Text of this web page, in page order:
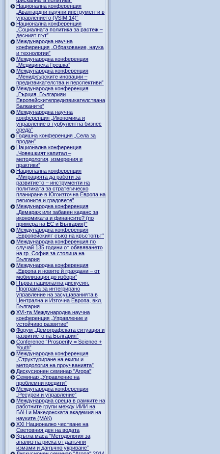
Национална конференция
„Авангардни научни инструменти в
управлението (VSIM:14)“
Национална конференция
„Социалната политика за растеж –
десният път”
Международна научна
конференция „Образование, наука
и технологии”
Международна конференция
„Медицинска Грешка”
Международна конференция
„Мениджърските иновации –
предизвикателства и перспективи”
Международна конференция
„Гърция, Българияи
Европейскитепредизвикателствана
Балканите”
Международна научна
конференция „Икономика и
управление в турбулентна бизнес
среда”
Годишна конференция „Селa за
продан”
Национална конференция
„Човешкият капитал –
методология, измерения и
практики”
Национална конференция
„Миграцията да работи за
развитието – инструменти на
политиката за стратегическо
планиране в Югоизточна Европа на
регионите и градовете”
Международна конференция
„Демараж или забавен каданс за
икономиката и финансите? (по
примера на ЕС и България)"
Международна конференция
„Европейският съюз на кръстопът”
Международна конференция по
случай 135 години от обявяването
на гр. София за столица на
България
Международна конференция
„Европа и новите й граждани – от
мобилизация до избори”
Първа национална дискусия:
Програма за интегрирано
управление на засушаванията в
Централна и Източна Европа, вкл.
България
ХVI-та Международна научна
конференция „Управление и
устойчиво развитие”
Форум „Демографската ситуация и
развитието на България”
Conference “Prosperity = Science +
Youth”
Международна конференция
„Структуриране на екипи и
методология на проучванията”
Дискусионен семинар "Агора"
Семинар „Управление на
проблемни кредити”
Международна конференция
„Ресурси и управление”
Международна среща в рамките на
работните групи между ИИИ на
БАН и Македонската академия на
науките (МАК)
XXI Национално честване на
Световния ден на водата
Кръгла маса "Методология за
анализ на риска от данъчни
измами и данъчно укриване”